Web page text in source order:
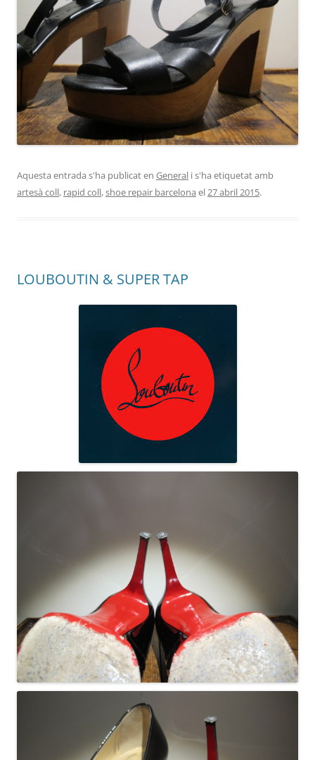
Aquesta entrada s'ha publicat en General i s'ha etiquetat amb
artesà coll, rapid coll,shoe repair barcelona el27 abril 2015.
LOUBOUTIN & SUPER TAP